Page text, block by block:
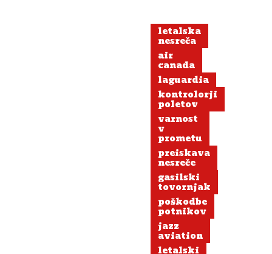
vozila,
pilota
umrla
letalska
nesreča
air
canada
laguardia
kontrolorji
poletov
varnost
v
prometu
preiskava
nesreče
gasilski
tovornjak
poškodbe
potnikov
jazz
aviation
letalski